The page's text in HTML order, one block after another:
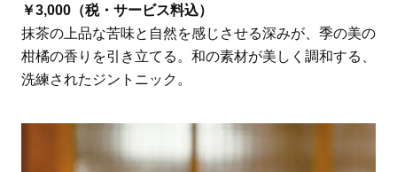
￥3,000（税・サービス料込）
抹茶の上品な苦味と自然を感じさせる深みが、季の美の
柑橘の香りを引き立てる。和の素材が美しく調和する、
洗練されたジントニック。